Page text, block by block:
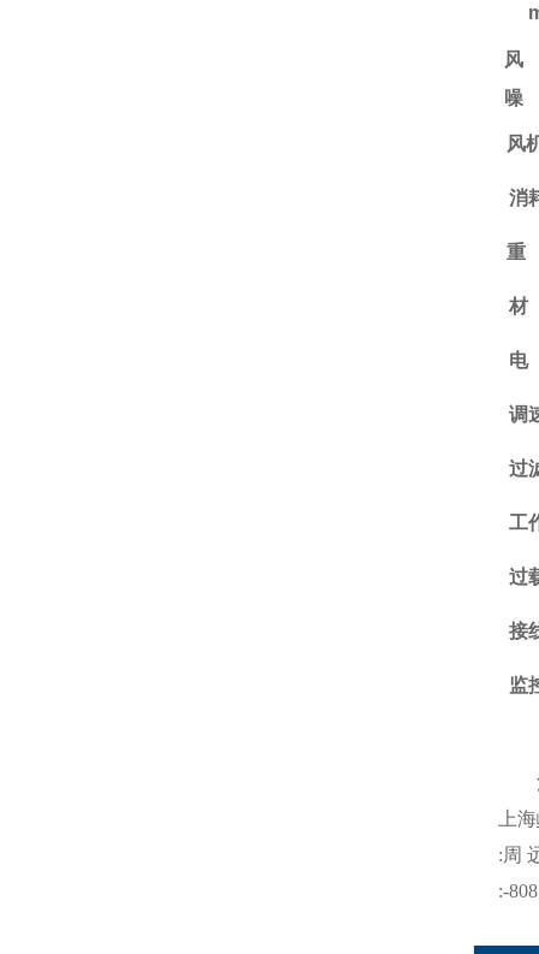
风
噪
风
消
重
材
电
调
过
工
过
接
监
上海
:周
:-808